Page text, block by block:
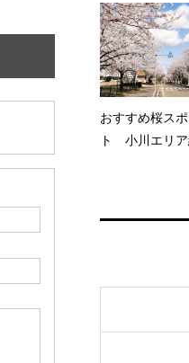
おすすめ桜ス
ト 小川エリ